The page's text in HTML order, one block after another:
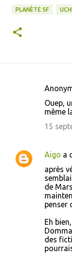
PLANÈTE SF
e
n
Ouep,
même
15
Aigo a
après
de
penser
Eh
des